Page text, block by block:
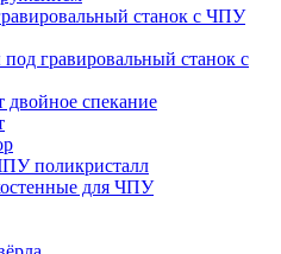
станок с ЧПУ
гравировальный станок с
двойное спекание
поликристалл
для ЧПУ